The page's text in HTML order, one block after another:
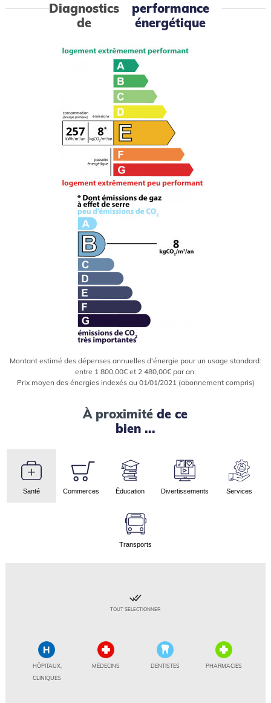
Diagnostics
de
performance
énergétique
Montant estimé des dépenses annuelles d'énergie pour un usage standard:
entre 1 800,00€ et 2 480,00€ par an.
Prix moyen des énergies indexés au 01/01/2021 (abonnement compris)
À proximitéde ce
bien ...
Santé Commerces Éducation Divertissements Services
Transports
TOUT SÉLECTIONNER
HÔPITAUX,
CLINIQUES
MÉDECINS DENTISTES PHARMACIES